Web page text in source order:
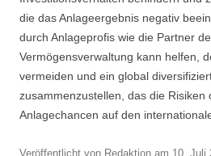
die das Anlageergebnis negativ
durch Anlageprofis wie die Partner
Vermögensverwaltung kann helfen,
vermeiden und ein global
zusammenzustellen, das die Risiken
Anlagechancen auf den
Veröffentlicht von Redaktion am 10. Juli